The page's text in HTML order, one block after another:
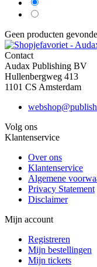
Geen producten
Contact
Audax Publishing BV
Hullenbergweg 413
1101 CS Amsterdam
Volg ons
Klantenservice
Over ons
Klantenservice
Algemene
Privacy Statement
Disclaimer
Mijn account
Registreren
Mijn bestellingen
Mijn tickets